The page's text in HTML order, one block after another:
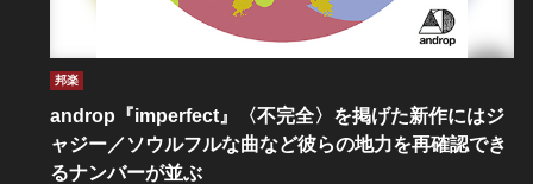
邦楽
androp『imperfect』〈不完全〉を掲げた新作にはジ
ャジー／ソウルフルな曲など彼らの地力を再確認でき
るナンバーが並ぶ